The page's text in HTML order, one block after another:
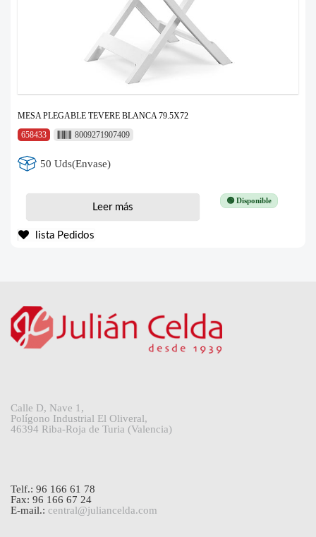
MESA PLEGABLE TEVERE BLANCA 79.5X72
658433
8009271907409
50 Uds(Envase)
🟢 Disponible
Leer más
lista Pedidos
Calle D, Nave 1,
Polígono Industrial El Oliveral,
46394 Riba-Roja de Turia (Valencia)
Telf.: 96 166 61 78
Fax: 96 166 67 24
E-mail.: central@juliancelda.com